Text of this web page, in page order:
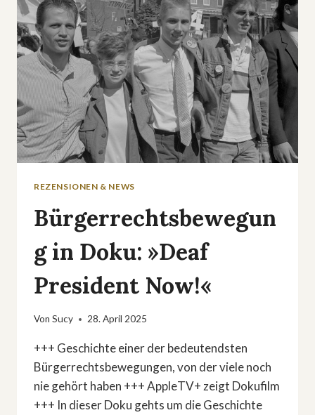
MICH
LIEBEN«
–
DAS
ENDE
ERKLÄRT
REZENSIONEN & NEWS
Bürgerrechtsbewegun
g in Doku: »Deaf
President Now!«
Von Sucy 28. April 2025
+++ Geschichte einer der bedeutendsten
Bürgerrechtsbewegungen, von der viele noch
nie gehört haben +++ AppleTV+ zeigt Dokufilm
+++ In dieser Doku gehts um die Geschichte